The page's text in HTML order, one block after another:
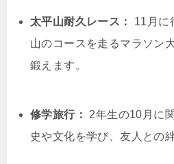
太平山耐久レース：
11月に
山のコースを走るマラソン
鍛えます。
修学旅行：
2年生の10月に
史や文化を学び、友人との